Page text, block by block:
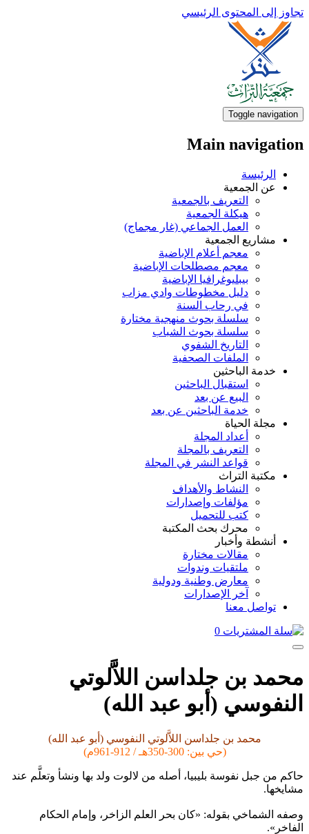
تجاوز إلى المحتوى الرئيسي
Toggle navigation
Main navigation
الرئيسة
عن الجمعية
التعريف بالجمعية
هيكلة الجمعية
العمل الجماعي (غار مجماج)
مشاريع الجمعية
معجم أعلام الإباضية
معجم مصطلحات الإباضية
بيبليوغرافيا الإباضية
دليل مخطوطات وادي مزاب
في رحاب السنة
سلسلة بحوث منهجية مختارة
سلسلة بحوث الشباب
التاريخ الشفوي
الملفات الصحفية
خدمة الباحثين
استقبال الباحثين
البيع عن بعد
خدمة الباحثين عن بعد
مجلة الحياة
أعداد المجلة
التعريف بالمجلة
قواعد النشر في المجلة
مكتبة التراث
النشاط والأهداف
مؤلفات وإصدارات
كتب للتحميل
محرك بحث المكتبة
أنشطة وأخبار
مقالات مختارة
ملتقيات وندوات
معارض وطنية ودولية
آخر الإصدارات
تواصل معنا
0
محمد بن جلداسن اللاَّلوتي
النفوسي (أبو عبد الله)
محمد بن جلداسن اللاَّلوتي النفوسي (أبو عبد الله)
(حي بين: 300-350هـ / 912-961م)
حاكم من جبل نفوسة بليبيا، أصله من لالوت ولد بها ونشأ وتعلَّم عند
مشايخها.
وصفه الشماخي بقوله: «كان بحر العلم الزاخر، وإمام الحكام
الفاخر».